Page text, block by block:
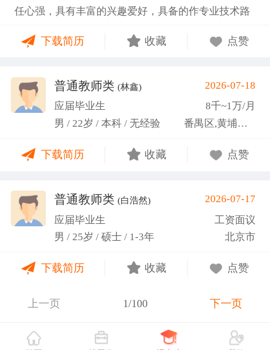
任心强，具有丰富的兴趣爱好，具备的作专业技术路
任班级生活委员与课程助管，多次组织班级篮球、羽
关活动。
下载简历 收藏 点赞
普通教师类 (林鑫)
2026-07-18
应届毕业生
8千~1万/月
男 / 22岁 / 本科 / 无经验
番禺区,黄埔区,越秀区
下载简历 收藏 点赞
普通教师类 (白浩然)
2026-07-17
应届毕业生
工资面议
男 / 25岁 / 硕士 / 1-3年
北京市
下载简历 收藏 点赞
上一页 1/100 下一页